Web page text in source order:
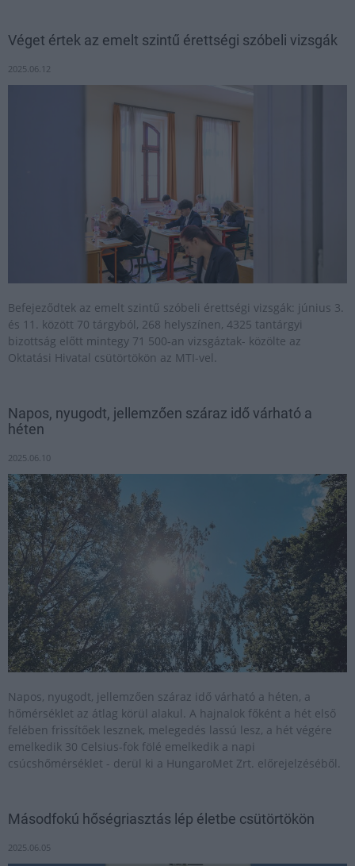
Véget értek az emelt szintű érettségi szóbeli vizsgák
2025.06.12
Befejeződtek az emelt szintű szóbeli érettségi vizsgák: június 3.
és 11. között 70 tárgyból, 268 helyszínen, 4325 tantárgyi
bizottság előtt mintegy 71 500-an vizsgáztak- közölte az
Oktatási Hivatal csütörtökön az MTI-vel.
Napos, nyugodt, jellemzően száraz idő várható a
héten
2025.06.10
Napos, nyugodt, jellemzően száraz idő várható a héten, a
hőmérséklet az átlag körül alakul. A hajnalok főként a hét első
felében frissítőek lesznek, melegedés lassú lesz, a hét végére
emelkedik 30 Celsius-fok fölé emelkedik a napi
csúcshőmérséklet - derül ki a HungaroMet Zrt. előrejelzéséből.
Másodfokú hőségriasztás lép életbe csütörtökön
2025.06.05